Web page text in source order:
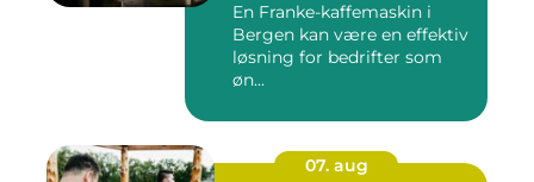
En Franke-kaffemaskin i
Bergen kan være en effektiv
løsning for bedrifter som
øn...
07. aug